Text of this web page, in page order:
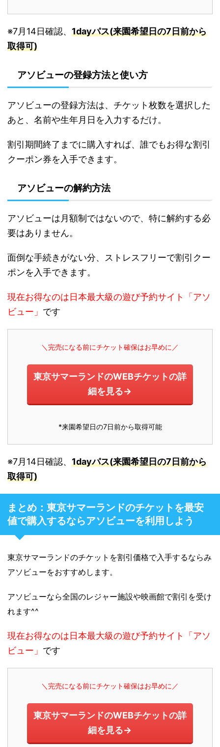
※7月14日確認、 1dayパス(来園希望日の7日前から
取得可)
アソビューの登録方法と使い方
アソビューの登録方法は、チケット枚数を選択した
あと、名前や生年月日を入力するだけ。
割引期間終了までに購入すれば、誰でもお得な割引
クーポン券を入手できます。
アソビューの解約方法
アソビューは月額制ではないので、特に解約する必
要はありません。
面倒な手続きがない分、ストレスフリーで割引クー
ポンを入手できます。
現在お得なのは日本最大級の遊び予約サイト「アソ
ビュー」 です
＼完売になる前にチケット確保はお早めに／
東京サマーランドのWEBチケットの詳
細を見る→
*来園希望日の7日前から取得可能
※7月14日確認、 1dayパス(来園希望日の7日前から
取得可)
まとめ：東京サマーランドのチケットを最安
値で購入するならアソビューを利用しよう
東京サマーランドのチケットを割引価格で入手するならみ
アソビューをおすすめします。
アソビューなら全国のレジャー施設や映画館で割引を受け
れます^^
現在お得なのは日本最大級の遊び予約サイト「アソ
ビュー」 です
＼完売になる前にチケット確保はお早めに／
東京サマーランドのWEBチケットの詳
細を見る→